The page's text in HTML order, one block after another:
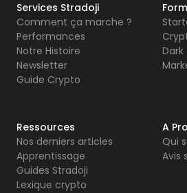
Services Stradoji
Comment ça marche ?
Performances
Notre Histoire
Newsletter
Guide Crypto
Dark
Ressources
Nos derniers articles
Apprentissage
Guides Stradoji
Lexique crypto
A
Qui
Avis